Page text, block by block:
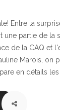
Entre la
une partie de la
de la CAQ et
Marois, on
en détails les